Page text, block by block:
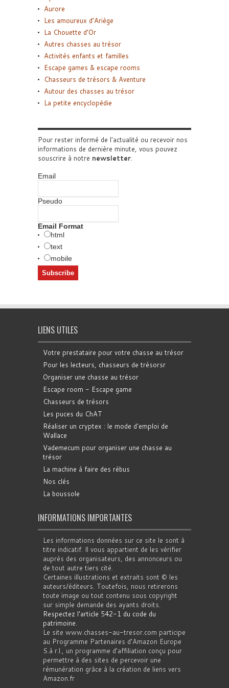
Aurore
Les amoureux d’Ariège
La Chouette d’Or
Autres chasses au trésor
Activités enfants et familles
Escape games & escape rooms
Chasseurs de trésors & Aventure
Autour des chasses au trésor
La petite encyclopédie
Pour rester informé de l'actualité ou recevoir nos
informations de dernière minute, vous pouvez
souscrire à notre newsletter.
Email
Pseudo
Email Format
html
text
mobile
LIENS UTILES
Votre prestataire pour votre chasse au trésor
Pour les lecteurs, chasseurs de trésorsr
Organiser une chasse au trésor
Escape room - Escape game
Chasseurs de trésors
Les puces du ChAT
Réaliser un cryptex : le mode d'emploi de
Wallace
Vademecum pour organiser une chasse au
trésor
La machine à faire des rébus
Nos clés
La boussole
INFORMATIONS IMPORTANTES
Les informations données sur ce site le sont à
titre indicatif. Il vous appartient de les vérifier
auprès des organisateurs, des annonceurs ou
de tout autre tiers cité.
Certaines illustrations et extraits sont © les
auteurs/éditeurs. Toutefois, nous retirerons
toute image ou tout contenu sous copyright
sur simple demande des ayants droits.
Respectez l'article 542-1 du code du
patrimoine.
Le site www.chasses-au-tresor.com participe
au Programme Partenaires d’Amazon Europe
S.à r.l., un programme d’affiliation conçu pour
permettre à des sites de percevoir une
rémunération grâce à la création de liens vers
Amazon.fr